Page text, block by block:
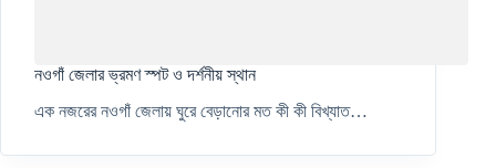
নওগাঁ জেলার ভ্রমণ স্পট ও দর্শনীয় স্থান
এক নজরের নওগাঁ জেলায় ঘুরে বেড়ানোর মত কী কী বিখ্যাত…